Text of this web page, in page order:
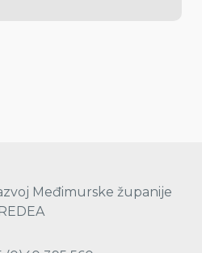
Međimurske županije